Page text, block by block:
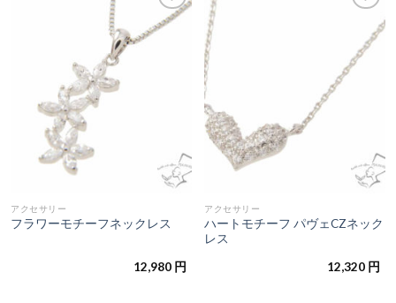
お気
アクセサリー
フラワーモチーフネックレス
12,980 円
に入
りに
追加
アクセサリー
ハートモチーフ パヴェCZネック
レス
12,320 円